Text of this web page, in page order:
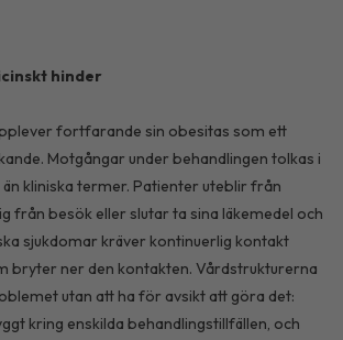
hinder
fortfarande sin obesitas som ett
Motgångar under behandlingen tolkas i
kliniska termer. Patienter uteblir från
från besök eller slutar ta sina läkemedel och
sjukdomar kräver kontinuerlig kontakt
bryter ner den kontakten. Vårdstrukturerna
utan att ha för avsikt att göra det:
kring enskilda behandlingstillfällen, och